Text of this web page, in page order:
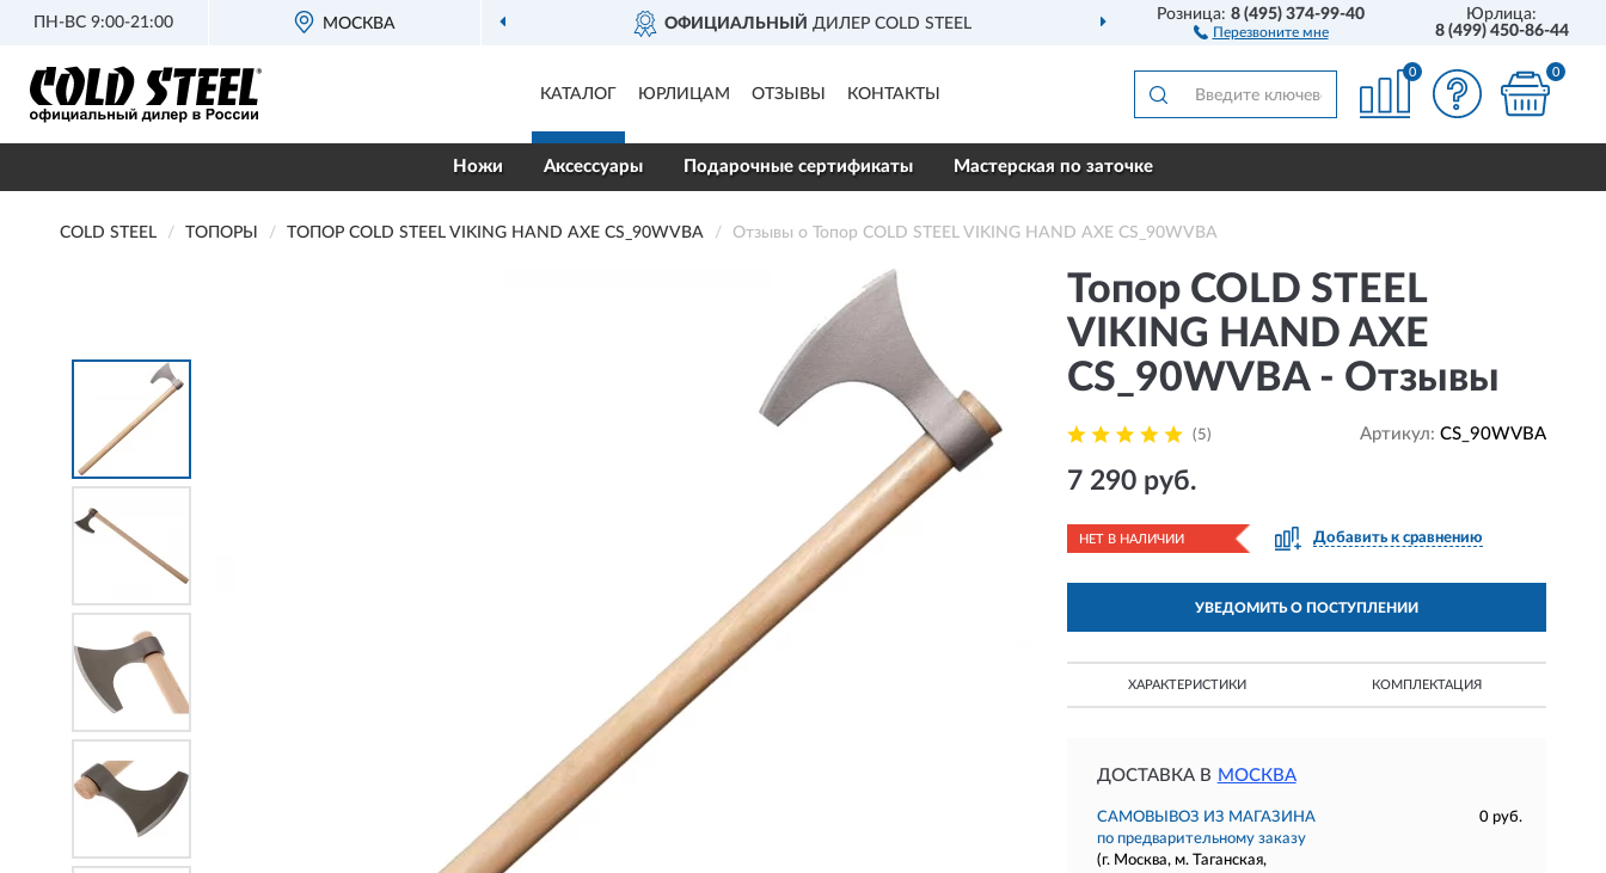
ПН-ВС 9:00-21:00 МОСКВА ОФИЦИАЛЬНЫЙ ДИЛЕР COLD STEEL ДОСТАВИМ ПО ВСЕЙ РОССИИ
Розница:8 (495) 374-99-40
Перезвоните мне
Юрлица:
8 (499) 450-86-44
КАТАЛОГ ЮРЛИЦАМ ОТЗЫВЫ КОНТАКТЫ
0 0
Ножи Аксессуары Подарочные сертификаты Мастерская по заточке
COLD STEEL ТОПОРЫ ТОПОР COLD STEEL VIKING HAND AXE CS_90WVBA Отзывы о Топор COLD STEEL VIKING HAND AXE CS_90WVBA
Топор COLD STEEL
VIKING HAND AXE
CS_90WVBA - Отзывы
(5) Артикул: CS_90WVBA
7 290 руб.
НЕТ В НАЛИЧИИ Добавить к сравнению
УВЕДОМИТЬ О ПОСТУПЛЕНИИ
ХАРАКТЕРИСТИКИ КОМПЛЕКТАЦИЯ
ДОСТАВКА В МОСКВА
САМОВЫВОЗ ИЗ МАГАЗИНА
0 руб.
по предварительному заказу
(г. Москва, м. Таганская,